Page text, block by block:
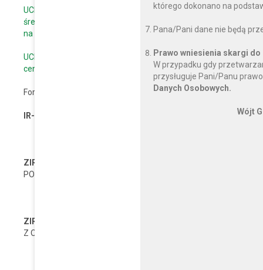
UCHWAŁA NR XXXIII/236/2022 RADY GMINY CZASTARY
średniej ceny skupu żyta przyjmowaną jako podstawę
na rok 2023
UCHWAŁA NR XLIII/312/2023 RADY GMINY CZASTARY z dnia
ceny skupu żyta przyjmowaną jako podstawę obliczenia
Formularze obowiązujące od 1 Lipca 2019
IR-1
ZIR-1
PODLEGAJĄCYCH OPODATKOWANIU (ZIR-1.PDF)
ZIR-2
Z OPODATKOWANIA (ZIR-2.PDF)
którego dokonano na
Pana/Pani dane nie będą
Prawo wniesienia skargi
W przypadku gdy
przysługuje Pani/Panu
Danych Osobowych.
Wójt